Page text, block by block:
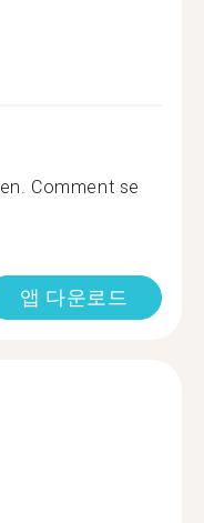
Comment se
앱 다운로드